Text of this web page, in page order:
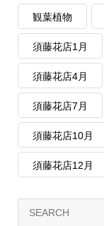
観葉植物
須藤花店1月
須藤花店4月
須藤花店7月
須藤花店10月
須藤花店12月